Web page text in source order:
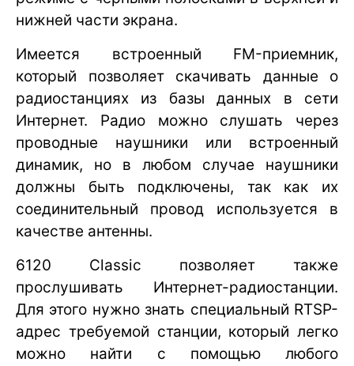
нижней части экрана.
Имеется встроенный FM-приемник,
который позволяет скачивать данные о
радиостанциях из базы данных в сети
Интернет. Радио можно слушать через
проводные наушники или встроенный
динамик, но в любом случае наушники
должны быть подключены, так как их
соединительный провод используется в
качестве антенны.
6120 Classic позволяет также
прослушивать Интернет-радиостанции.
Для этого нужно знать специальный RTSP-
адрес требуемой станции, который легко
можно найти с помощью любого